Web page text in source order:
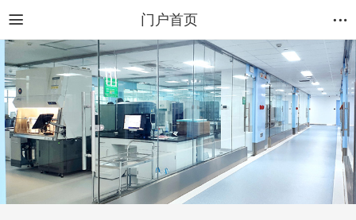
门户首页